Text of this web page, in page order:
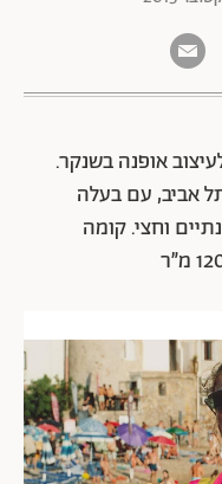
אופנה בשנקר.
אביב, עם בעלה
– בנות 7 ו־9 ובן שנתיים וחצי. קומה